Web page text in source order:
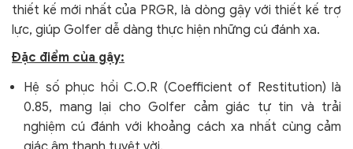
thiết kế mới nhất của PRGR, là dòng gậy với thiết kế trợ
lực, giúp Golfer dễ dàng thực hiện những cú đánh xa.
Đặc điểm của gậy:
Hệ số phục hồi C.O.R (Coefficient of Restitution) là
0.85, mang lại cho Golfer cảm giác tự tin và trải
nghiệm cú đánh với khoảng cách xa nhất cùng cảm